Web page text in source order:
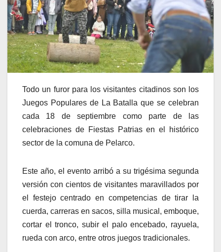
Todo un furor para los visitantes citadinos son los
Juegos Populares de La Batalla que se celebran
cada 18 de septiembre como parte de las
celebraciones de Fiestas Patrias en el histórico
sector de la comuna de Pelarco.
Este año, el evento arribó a su trigésima segunda
versión con cientos de visitantes maravillados por
el festejo centrado en competencias de tirar la
cuerda, carreras en sacos, silla musical, emboque,
cortar el tronco, subir el palo encebado, rayuela,
rueda con arco, entre otros juegos tradicionales.